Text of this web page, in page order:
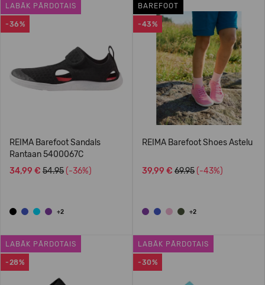
-36%
LABĀK PĀRDOTAIS
REIMA Barefoot Sandals
Rantaan 5400067C
34,99 € 54.95 (-36%)
+2
-43%
BAREFOOT
REIMA Barefoot Shoes Astelu
39,99 € 69.95 (-43%)
+2
-28%
LABĀK PĀRDOTAIS
-30%
LABĀK PĀRDOTAIS